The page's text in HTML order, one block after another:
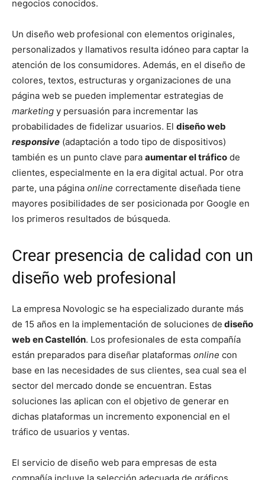
negocios conocidos.
Un diseño web profesional con elementos originales,
personalizados y llamativos resulta idóneo para captar la
atención de los consumidores. Además, en el diseño de
colores, textos, estructuras y organizaciones de una
página web se pueden implementar estrategias de
marketing y persuasión para incrementar las
probabilidades de fidelizar usuarios. El diseño web
responsive (adaptación a todo tipo de dispositivos)
también es un punto clave para aumentar el tráfico de
clientes, especialmente en la era digital actual. Por otra
parte, una página online correctamente diseñada tiene
mayores posibilidades de ser posicionada por Google en
los primeros resultados de búsqueda.
Crear presencia de calidad con un
diseño web profesional
La empresa Novologic se ha especializado durante más
de 15 años en la implementación de soluciones de diseño
web en Castellón. Los profesionales de esta compañía
están preparados para diseñar plataformas online con
base en las necesidades de sus clientes, sea cual sea el
sector del mercado donde se encuentran. Estas
soluciones las aplican con el objetivo de generar en
dichas plataformas un incremento exponencial en el
tráfico de usuarios y ventas.
El servicio de diseño web para empresas de esta